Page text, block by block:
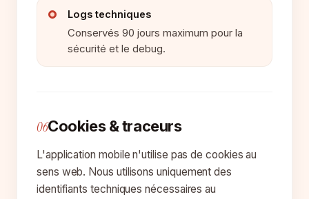
Logs techniques
Conservés 90 jours maximum pour la
sécurité et le debug.
06Cookies & traceurs
L'application mobile n'utilise pas de cookies au
sens web. Nous utilisons uniquement des
identifiants techniques nécessaires au